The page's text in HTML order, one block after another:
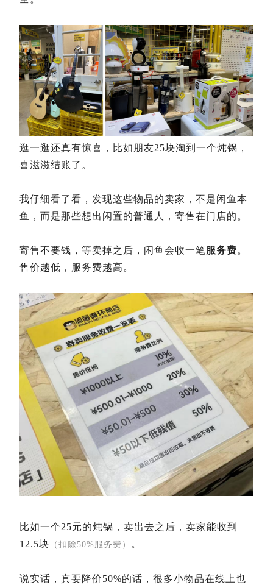
逛一逛还真有惊喜，比如朋友25块淘到一个炖锅，
喜滋滋结账了。
我仔细看了看，发现这些物品的卖家，不是闲鱼本
鱼，而是那些想出闲置的普通人，寄售在门店的。
寄售不要钱，等卖掉之后，闲鱼会收一笔服务费。
售价越低，服务费越高。
比如一个25元的炖锅，卖出去之后，卖家能收到
12.5块 （扣除50%服务费） 。
说实话，真要降价50%的话，很多小物品在线上也